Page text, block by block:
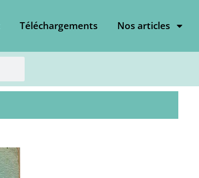
Téléchargements Nos articles